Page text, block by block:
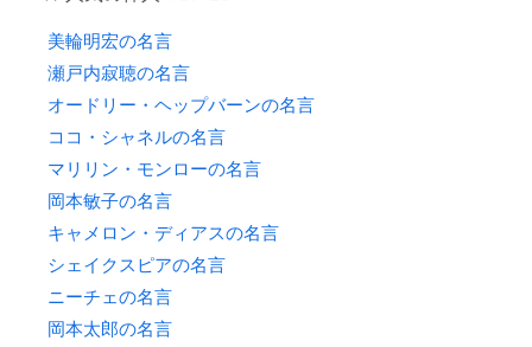
美輪明宏の名言
瀬戸内寂聴の名言
オードリー・ヘップバーンの名言
ココ・シャネルの名言
マリリン・モンローの名言
岡本敏子の名言
キャメロン・ディアスの名言
シェイクスピアの名言
ニーチェの名言
岡本太郎の名言